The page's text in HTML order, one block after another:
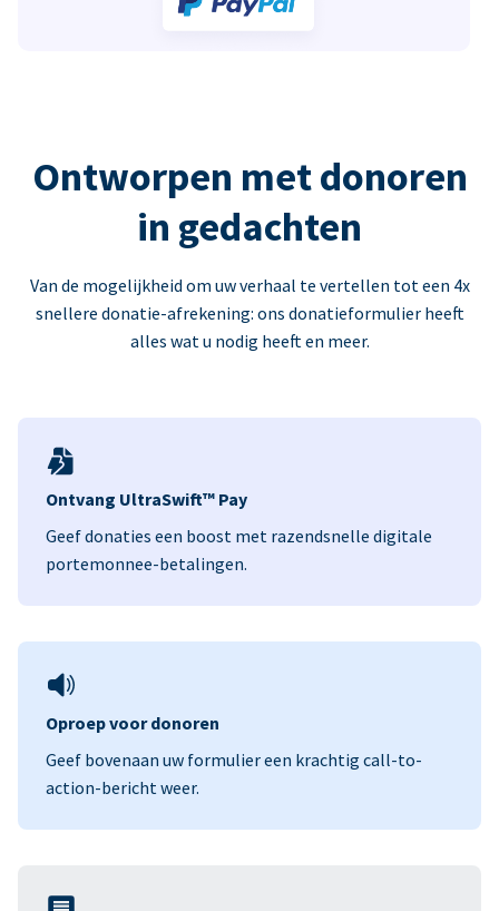
Ontworpen met donoren
in gedachten
Van de mogelijkheid om uw verhaal te vertellen tot een 4x
snellere donatie-afrekening: ons donatieformulier heeft
alles wat u nodig heeft en meer.
Ontvang UltraSwift™ Pay
Geef donaties een boost met razendsnelle digitale
portemonnee-betalingen.
Oproep voor donoren
Geef bovenaan uw formulier een krachtig call-to-
action-bericht weer.